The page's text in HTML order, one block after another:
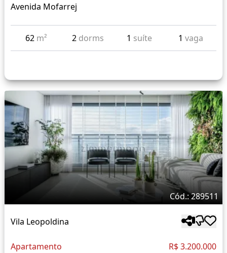
Avenida Mofarrej
62 m² 2 dorms 1 suíte 1 vaga
Cód.: 289511
Vila Leopoldina
Apartamento R$ 3.200.000